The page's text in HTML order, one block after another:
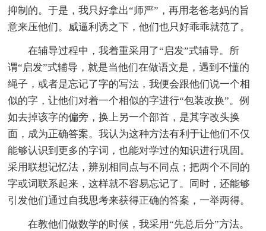
抑制的。于是，我只好拿出“师严”，再用老爸老妈的旨
意来压他们。威逼利诱之下，他们也只好乖乖就范了。
在辅导过程中，我着重采用了“启发”式辅导。所
谓“启发”式辅导，就是当他们在做语文是，遇到不懂的
绳子，或者是忘记了字的写法，我便会跟他们说一个相
似的字，让他们对着一个相似的字进行“包装改换”。例
如去掉该字的偏旁，换上另一个部首，是其字改头换
面，成为正确答案。我认为这种方法有利于让他们不仅
能够认识到更多的字词，也能对学过的知识进行巩固。
采用联想记忆法，辨别相同点与不同点；把两个不同的
字或词联系起来，这样就不容易忘记了。同时，还能够
引发他们通过自我思考来获得正确的答案，一举两得。
在教他们做数学的时候，我采用“先总后分”方法。